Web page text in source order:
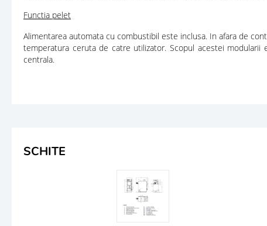
Functia pelet
Alimentarea automata cu combustibil este inclusa. In afara de
temperatura ceruta de catre utilizator. Scopul acestei
centrala.
SCHITE